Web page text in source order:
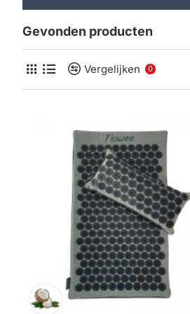
Gevonden producten
Vergelijken 0